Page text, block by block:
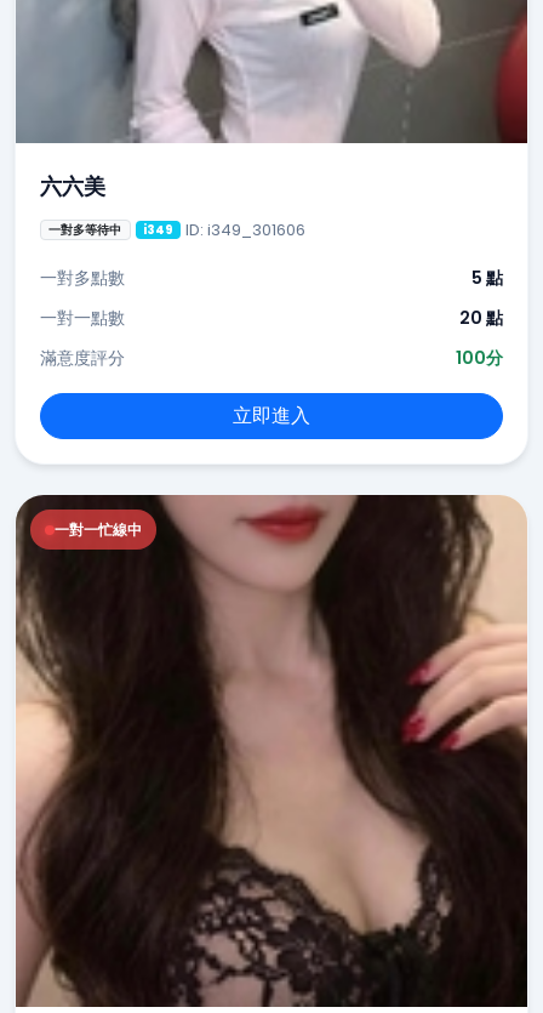
六六美
一對多等待中 i349 ID: i349_301606
一對多點數
5 點
一對一點數
20 點
滿意度評分
100分
立即進入
一對一忙線中